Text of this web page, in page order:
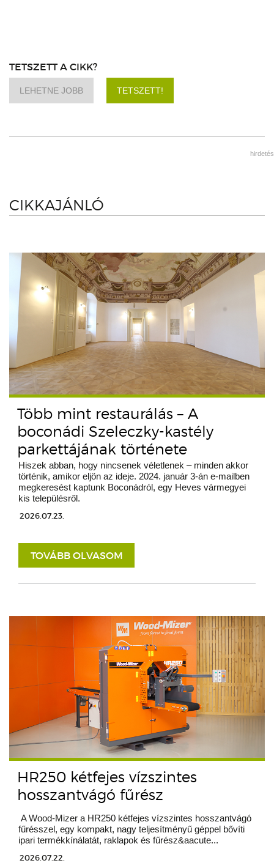
TETSZETT A CIKK?
LEHETNE JOBB TETSZETT!
hirdetés
CIKKAJÁNLÓ
Több mint restaurálás – A
boconádi Szeleczky-kastély
parkettájának története
Hiszek abban, hogy nincsenek véletlenek – minden akkor
történik, amikor eljön az ideje. 2024. január 3-án e-mailben
megkeresést kaptunk Boconádról, egy Heves vármegyei
kis településről.
2026.07.23.
TOVÁBB OLVASOM
HR250 kétfejes vízszintes
hosszantvágó fűrész
A Wood-Mizer a HR250 kétfejes vízszintes hosszantvágó
fűrésszel, egy kompakt, nagy teljesítményű géppel bővíti
ipari termékkínálatát, raklapok és fűrész&aacute...
2026.07.22.